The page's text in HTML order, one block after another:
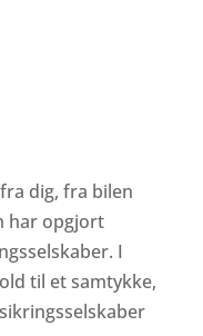
dig, fra bilen
har opgjort
I
til et samtykke,